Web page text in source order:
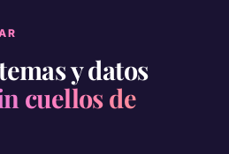
y datos
cuellos de